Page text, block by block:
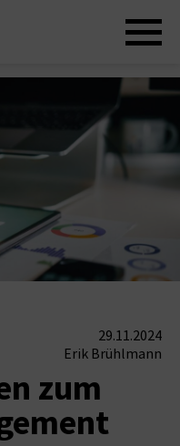
29.11.2024
Erik Brühlmann
zum